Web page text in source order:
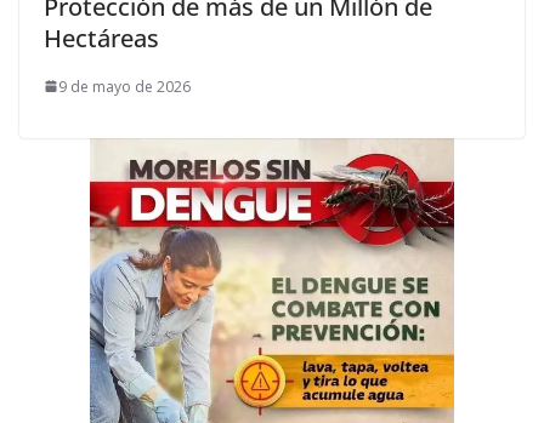
Hectáreas
9 de mayo de 2026